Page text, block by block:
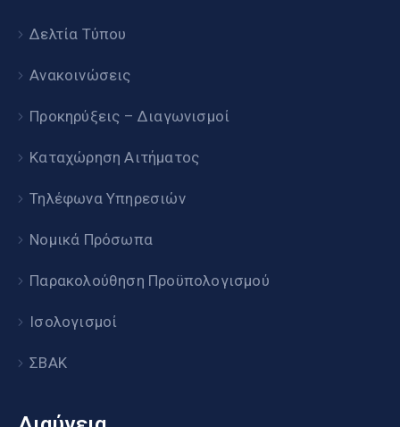
Δελτία Τύπου
Ανακοινώσεις
Προκηρύξεις – Διαγωνισμοί
Καταχώρηση Αιτήματος
Τηλέφωνα Υπηρεσιών
Νομικά Πρόσωπα
Παρακολούθηση Προϋπολογισμού
Ισολογισμοί
ΣΒΑΚ